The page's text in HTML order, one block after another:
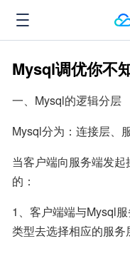
Mysql调优你不
一、Mysql的逻辑分层
Mysql分为：连接层、
当客户端向服务端发
的：
1、客户端端与Mysql
类型去选择相应的服务